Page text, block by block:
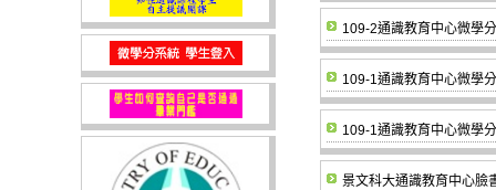
109-2通識教育中心微學
109-1通識教育中心微學
109-1通識教育中心微學
景文科大通識教育中心臉